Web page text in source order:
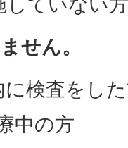
していない方
せん。
検査をし
中の方